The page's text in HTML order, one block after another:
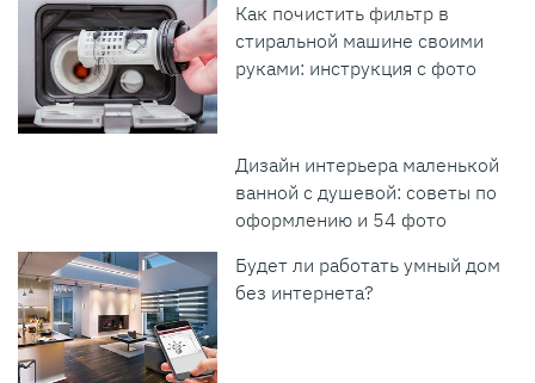
Как почистить фильтр в
стиральной машине своими
руками: инструкция с фото
Дизайн интерьера маленькой
ванной с душевой: советы по
оформлению и 54 фото
Будет ли работать умный дом
без интернета?